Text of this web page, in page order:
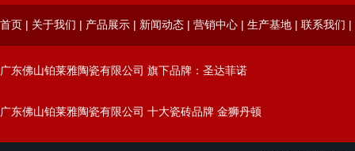
首页 | 关于我们 | 产品展示 | 新闻动态 | 营销中心 | 生产基地 | 联系我们 |
广东佛山铂莱雅陶瓷有限公司 旗下品牌：圣达菲诺
广东佛山铂莱雅陶瓷有限公司 十大瓷砖品牌 金狮丹顿